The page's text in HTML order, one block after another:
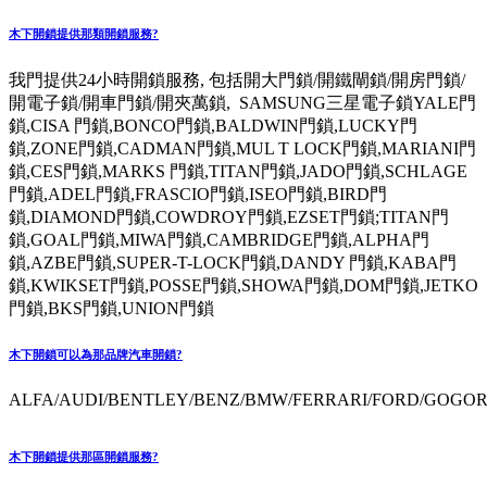
木下開鎖提供那類開鎖服務?
我門提供24小時開鎖服務, 包括開大門鎖/開鐵閘鎖/開房門鎖/
開電子鎖/開車門鎖/開夾萬鎖, SAMSUNG三星電子鎖YALE門
鎖,CISA 門鎖,BONCO門鎖,BALDWIN門鎖,LUCKY門
鎖,ZONE門鎖,CADMAN門鎖,MUL T LOCK門鎖,MARIANI門
鎖,CES門鎖,MARKS 門鎖,TITAN門鎖,JADO門鎖,SCHLAGE
門鎖,ADEL門鎖,FRASCIO門鎖,ISEO門鎖,BIRD門
鎖,DIAMOND門鎖,COWDROY門鎖,EZSET門鎖;TITAN門
鎖,GOAL門鎖,MIWA門鎖,CAMBRIDGE門鎖,ALPHA門
鎖,AZBE門鎖,SUPER-T-LOCK門鎖,DANDY 門鎖,KABA門
鎖,KWIKSET門鎖,POSSE門鎖,SHOWA門鎖,DOM門鎖,JETKO
門鎖,BKS門鎖,UNION門鎖
木下開鎖可以為那品牌汽車開鎖?
ALFA/AUDI/BENTLEY/BENZ/BMW/FERRARI/FORD/
木下開鎖提供那區開鎖服務?